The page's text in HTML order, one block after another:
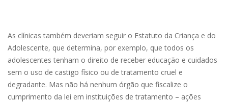
As clínicas também deveriam seguir o Estatuto da Criança e do
Adolescente, que determina, por exemplo, que todos os
adolescentes tenham o direito de receber educação e cuidados
sem o uso de castigo físico ou de tratamento cruel e
degradante. Mas não há nenhum órgão que fiscalize o
cumprimento da lei em instituições de tratamento – ações